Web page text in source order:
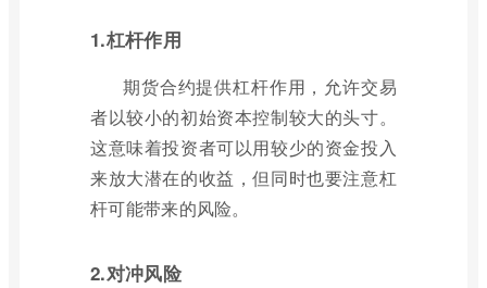
1.杠杆作用
期货合约提供杠杆作用，允许交易
者以较小的初始资本控制较大的头寸。
这意味着投资者可以用较少的资金投入
来放大潜在的收益，但同时也要注意杠
杆可能带来的风险。
2.对冲风险